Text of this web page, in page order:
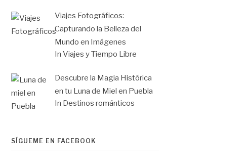
Viajes Fotográficos:
Capturando la Belleza del
Mundo en Imágenes
In Viajes y Tiempo Libre
Descubre la Magia Histórica
en tu Luna de Miel en Puebla
In Destinos románticos
SÍGUEME EN FACEBOOK